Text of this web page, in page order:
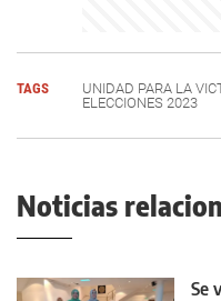
TAGS UNIDAD PARA LA
ELECCIONES 2023
Noticias
Se